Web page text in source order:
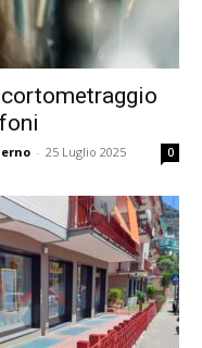
- 25 Luglio 2025 0